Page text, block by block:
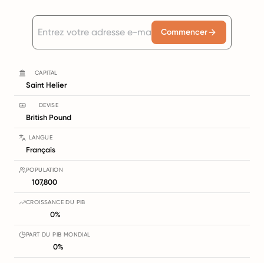
Commencer
CAPITAL
Saint Helier
DEVISE
British Pound
LANGUE
Français
POPULATION
107,800
CROISSANCE DU PIB
0%
PART DU PIB MONDIAL
0%